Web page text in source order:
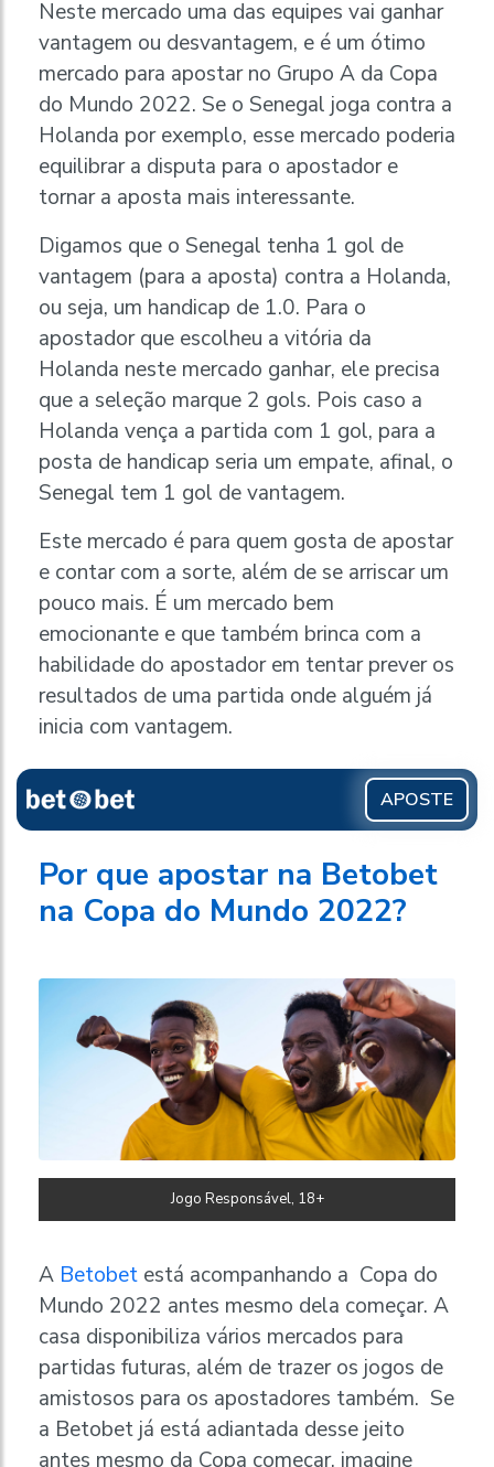
Neste mercado uma das equipes vai ganhar
vantagem ou desvantagem, e é um ótimo
mercado para apostar no Grupo A da Copa
do Mundo 2022. Se o Senegal joga contra a
Holanda por exemplo, esse mercado poderia
equilibrar a disputa para o apostador e
tornar a aposta mais interessante.
Digamos que o Senegal tenha 1 gol de
vantagem (para a aposta) contra a Holanda,
ou seja, um handicap de 1.0. Para o
apostador que escolheu a vitória da
Holanda neste mercado ganhar, ele precisa
que a seleção marque 2 gols. Pois caso a
Holanda vença a partida com 1 gol, para a
posta de handicap seria um empate, afinal, o
Senegal tem 1 gol de vantagem.
Este mercado é para quem gosta de apostar
e contar com a sorte, além de se arriscar um
pouco mais. É um mercado bem
emocionante e que também brinca com a
habilidade do apostador em tentar prever os
resultados de uma partida onde alguém já
inicia com vantagem.
APOSTE
Por que apostar na Betobet
na Copa do Mundo 2022?
Jogo Responsável, 18+
A Betobet está acompanhando a Copa do
Mundo 2022 antes mesmo dela começar. A
casa disponibiliza vários mercados para
partidas futuras, além de trazer os jogos de
amistosos para os apostadores também. Se
a Betobet já está adiantada desse jeito
antes mesmo da Copa começar, imagine